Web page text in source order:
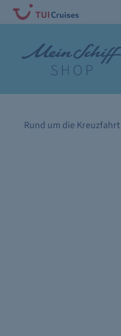
Rund um die Kreuzfahrt